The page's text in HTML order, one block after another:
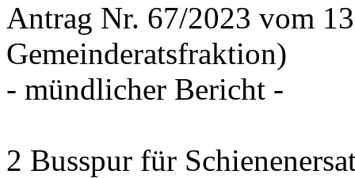
Antrag Nr. 67/2023 vom
Gemeinderatsfraktion)
- mündlicher Bericht -
2 Busspur für